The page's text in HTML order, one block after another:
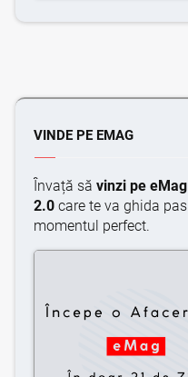
VINDE PE EMAG
Învață să vinzi pe eMag
2.0 care te va ghida
momentul perfect.